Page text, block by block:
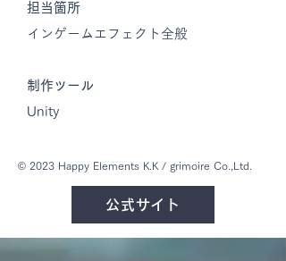
担当箇所
インゲームエフェクト全般
制作ツール
Unity
© 2023 Happy Elements K.K / grimoire Co.,Ltd.
公式サイト